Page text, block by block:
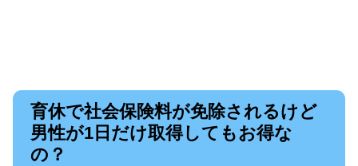
育休で社会保険料が免除されるけど
男性が1日だけ取得してもお得な
の？